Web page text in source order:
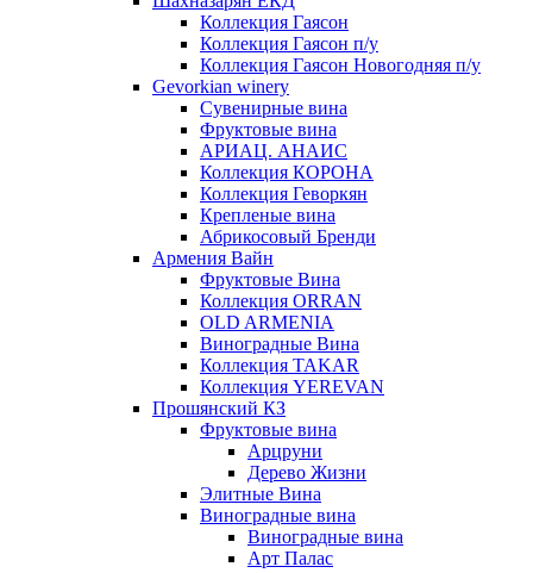
Коллекция Гаясон
Коллекция Гаясон п/у
Коллекция Гаясон Новогодняя п/у
Gevorkian winery
Сувенирные вина
Фруктовые вина
АРИАЦ. АНАИС
Коллекция КОРОНА
Коллекция Геворкян
Крепленые вина
Абрикосовый Бренди
Армения Вайн
Фруктовые Вина
Коллекция ORRAN
OLD ARMENIA
Виноградные Вина
Коллекция TAKAR
Коллекция YEREVAN
Прошянский КЗ
Фруктовые вина
Арцруни
Дерево Жизни
Элитные Вина
Виноградные вина
Виноградные вина
Арт Палас